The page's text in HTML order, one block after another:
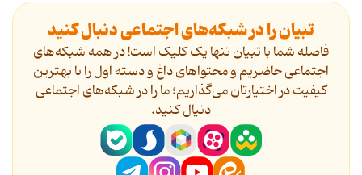
تبیان را در شبکه‌های اجتماعی دنبال کنید
فاصله شما با تبیان تنها یک کلیک است! در همه شبکه‌های
اجتماعی حاضریم و محتواهای داغ و دسته اول را با بهترین
کیفیت در اختیارتان می‌گذاریم؛ ما را در شبکه‌های اجتماعی
دنیال کنید.